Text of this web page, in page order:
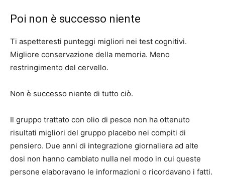
Poi non è successo niente
Ti aspetteresti punteggi migliori nei test cognitivi.
Migliore conservazione della memoria. Meno
restringimento del cervello.
Non è successo niente di tutto ciò.
Il gruppo trattato con olio di pesce non ha ottenuto
risultati migliori del gruppo placebo nei compiti di
pensiero. Due anni di integrazione giornaliera ad alte
dosi non hanno cambiato nulla nel modo in cui queste
persone elaboravano le informazioni o ricordavano i fatti.